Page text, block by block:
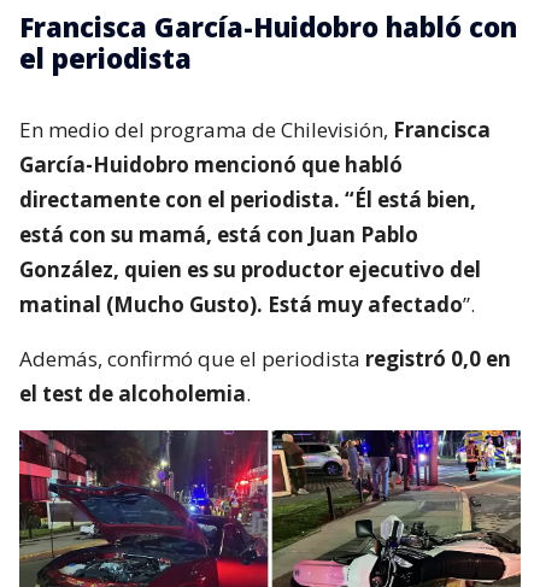
Francisca García-Huidobro habló con
el periodista
En medio del programa de Chilevisión, Francisca
García-Huidobro mencionó que habló
directamente con el periodista. “Él está bien,
está con su mamá, está con Juan Pablo
González, quien es su productor ejecutivo del
matinal (Mucho Gusto). Está muy afectado”.
Además, confirmó que el periodista registró 0,0 en
el test de alcoholemia.